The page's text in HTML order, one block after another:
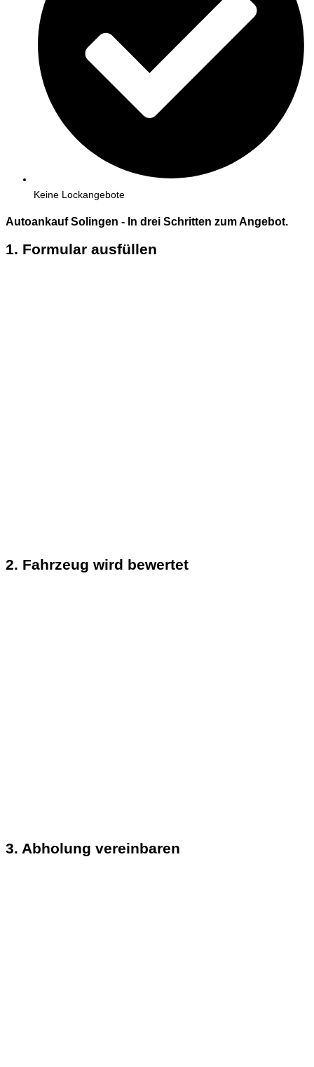
Keine Lockangebote
Autoankauf Solingen - In drei Schritten zum Angebot.
1. Formular ausfüllen
2. Fahrzeug wird bewertet
3. Abholung vereinbaren